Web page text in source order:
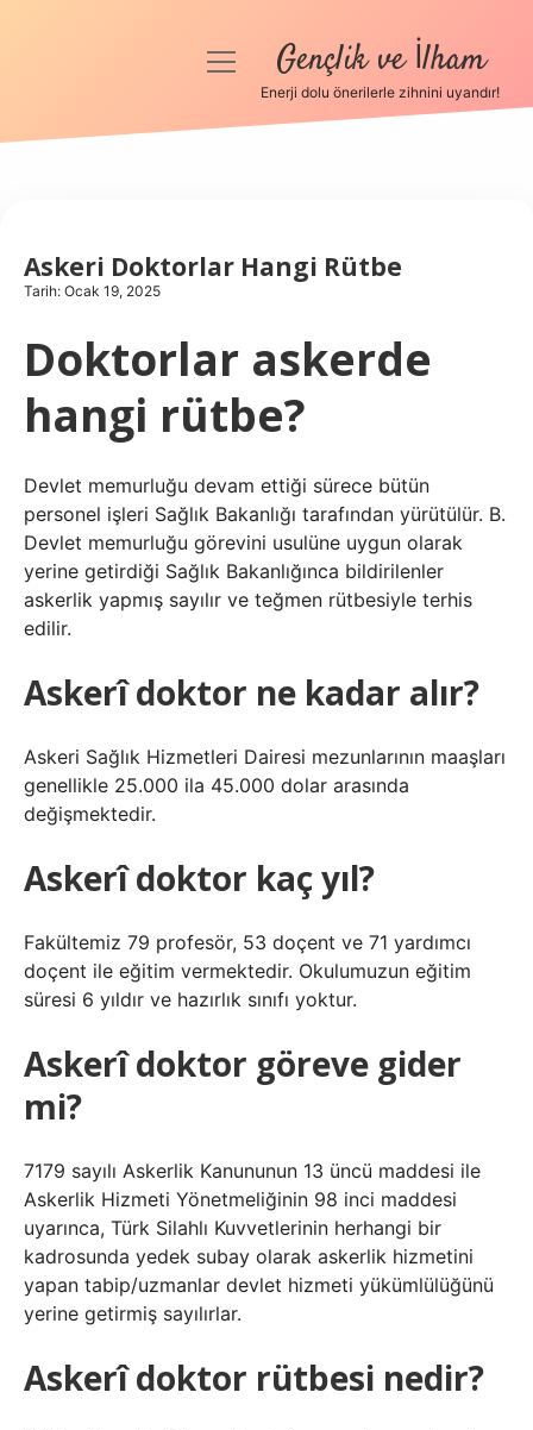
Anasayfa
Hakkımızda
menüyüGençlik ve İlham
Enerji dolu önerilerle zihnini uyandır!
Askeri Doktorlar Hangi Rütbe
Tarih: Ocak 19, 2025
Doktorlar askerde
hangi rütbe?
Devlet memurluğu devam ettiği sürece bütün
personel işleri Sağlık Bakanlığı tarafından yürütülür. B.
Devlet memurluğu görevini usulüne uygun olarak
yerine getirdiği Sağlık Bakanlığınca bildirilenler
askerlik yapmış sayılır ve teğmen rütbesiyle terhis
edilir.
Askerî doktor ne kadar alır?
Askeri Sağlık Hizmetleri Dairesi mezunlarının maaşları
genellikle 25.000 ila 45.000 dolar arasında
değişmektedir.
Askerî doktor kaç yıl?
Fakültemiz 79 profesör, 53 doçent ve 71 yardımcı
doçent ile eğitim vermektedir. Okulumuzun eğitim
süresi 6 yıldır ve hazırlık sınıfı yoktur.
Askerî doktor göreve gider
mi?
7179 sayılı Askerlik Kanununun 13 üncü maddesi ile
Askerlik Hizmeti Yönetmeliğinin 98 inci maddesi
uyarınca, Türk Silahlı Kuvvetlerinin herhangi bir
kadrosunda yedek subay olarak askerlik hizmetini
yapan tabip/uzmanlar devlet hizmeti yükümlülüğünü
yerine getirmiş sayılırlar.
Askerî doktor rütbesi nedir?